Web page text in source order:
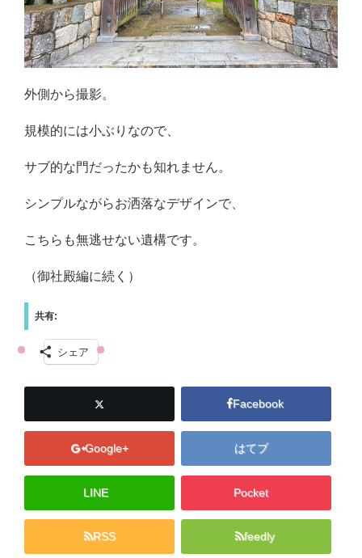
外側から撮影。
規模的には小ぶりなので、
サブ的な門だったかも知れません。
シンプルながらお洒落なデザインで、
こちらも無逃せない遺構です。
（御社殿編に続く）
共有:
シェア
Facebook
Google+ はてブ
LINE Pocket
RSS feedly